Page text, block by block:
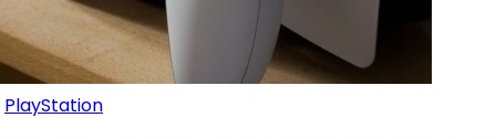
PlayStation